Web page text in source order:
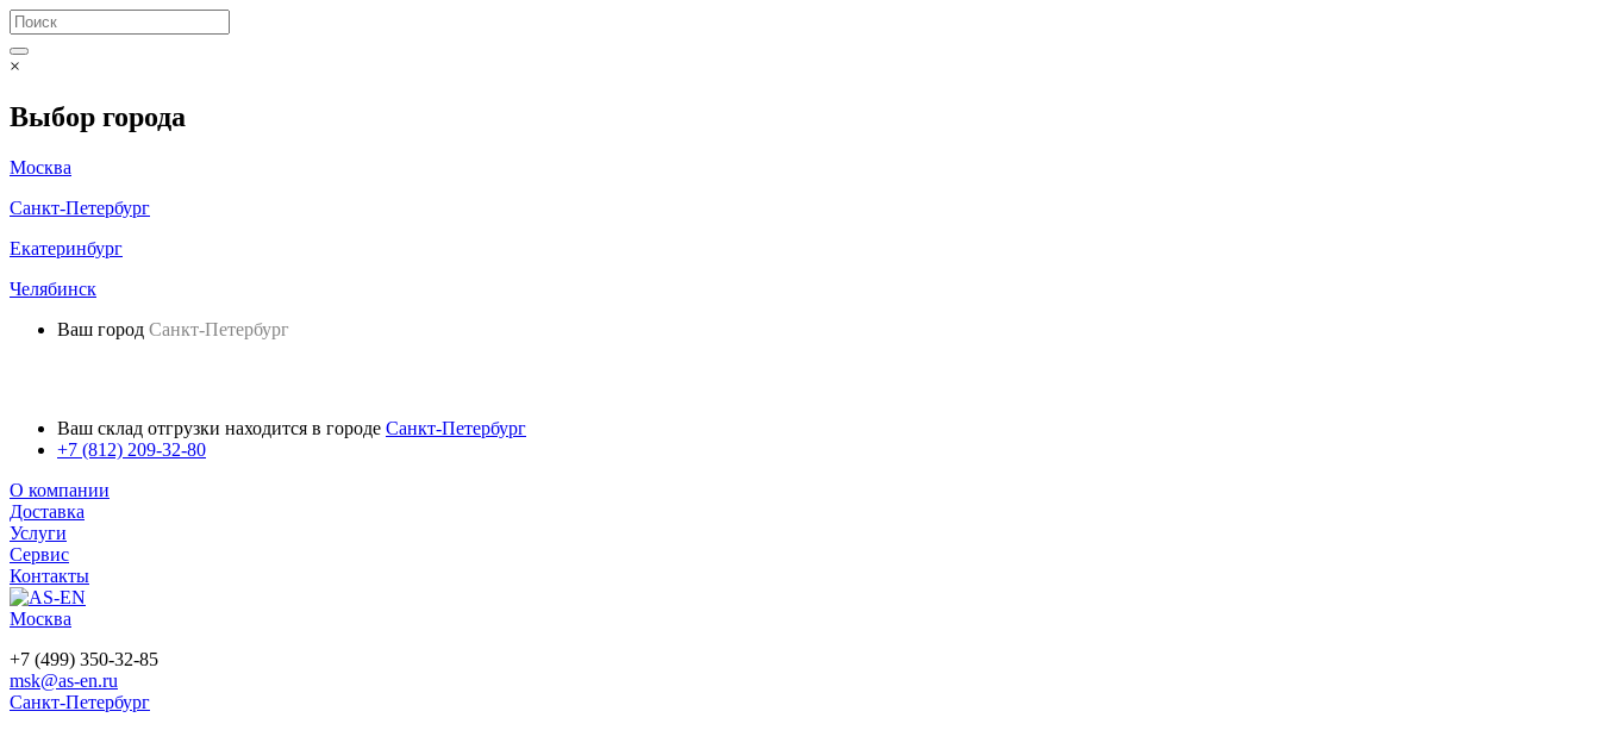
×
Выбор города
Москва
Санкт-Петербург
Екатеринбург
Челябинск
Ваш город Санкт-Петербург
Ваш склад отгрузки находится в городе Санкт-Петербург
+7 (812) 209-32-80
О компании
Доставка
Услуги
Сервис
Контакты
Москва
+7 (499) 350-32-85
msk@as-en.ru
Санкт-Петербург